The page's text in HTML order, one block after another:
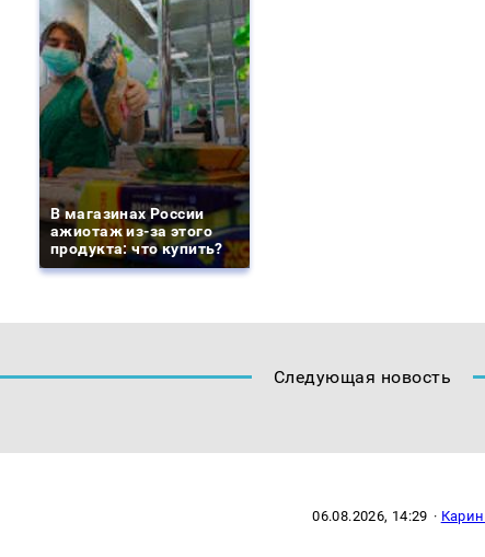
В магазинах России
ажиотаж из-за этого
продукта: что купить?
Следующая новость
06.08.2026, 14:29 ·